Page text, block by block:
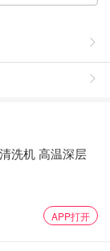
洗机 高温深层
APP打开